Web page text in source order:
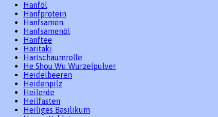
Hanföl
Hanfprotein
Hanfsamen
Hanfsamenöl
Hanftee
Haritaki
Hartschaumrolle
He Shou Wu Wurzelpulver
Heidelbeeren
Heidenpilz
Heilerde
Heilfasten
Heiliges Basilikum